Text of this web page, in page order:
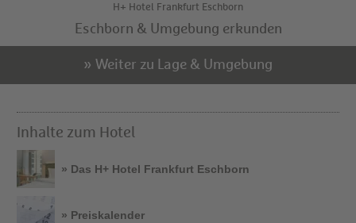
H+ Hotel Frankfurt Eschborn
Eschborn & Umgebung erkunden
» Weiter zu Lage & Umgebung
Inhalte zum Hotel
» Das H+ Hotel Frankfurt Eschborn
» Preiskalender